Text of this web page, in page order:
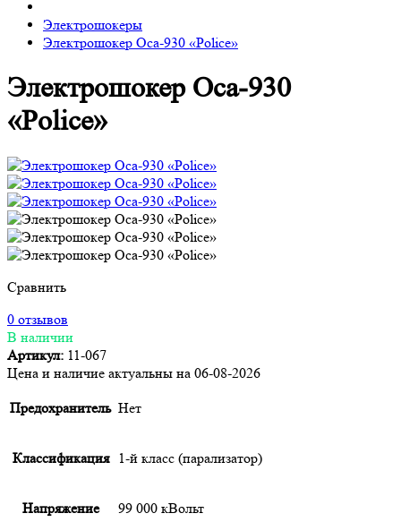
Электрошокеры
Электрошокер Оса-930 «Police»
Электрошокер Оса-930
«Police»
Сравнить
0 отзывов
В наличии
Артикул: 11-067
Цена и наличие актуальны на 06-08-2026
Предохранитель Нет
Классификация 1-й класс (парализатор)
Напряжение 99 000 кВольт